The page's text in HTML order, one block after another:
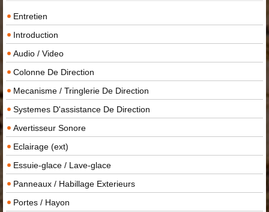
Entretien
Introduction
Audio / Video
Colonne De Direction
Mecanisme / Tringlerie De Direction
Systemes D'assistance De Direction
Avertisseur Sonore
Eclairage (ext)
Essuie-glace / Lave-glace
Panneaux / Habillage Exterieurs
Portes / Hayon